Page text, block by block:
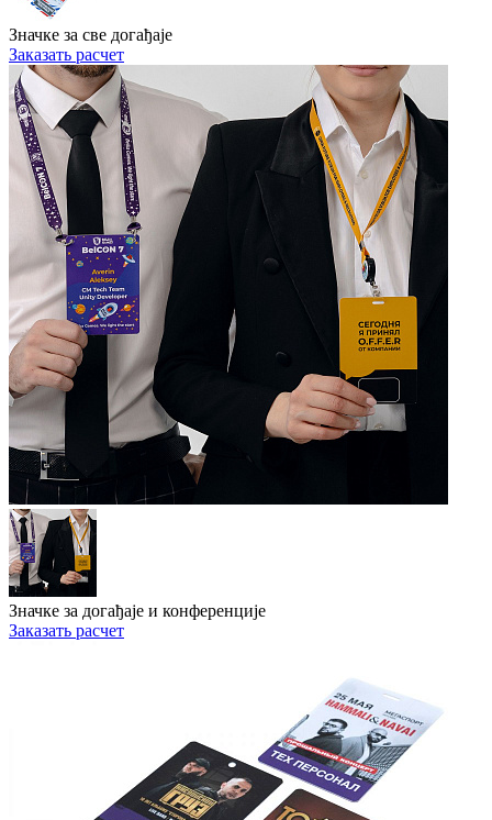
Значке за све догађаје
Заказать расчет
Значке за догађаје и конференције
Заказать расчет